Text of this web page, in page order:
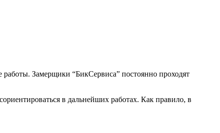
Замерщики “БикСервиса” постоянно проходят
в дальнейших работах. Как правило, в